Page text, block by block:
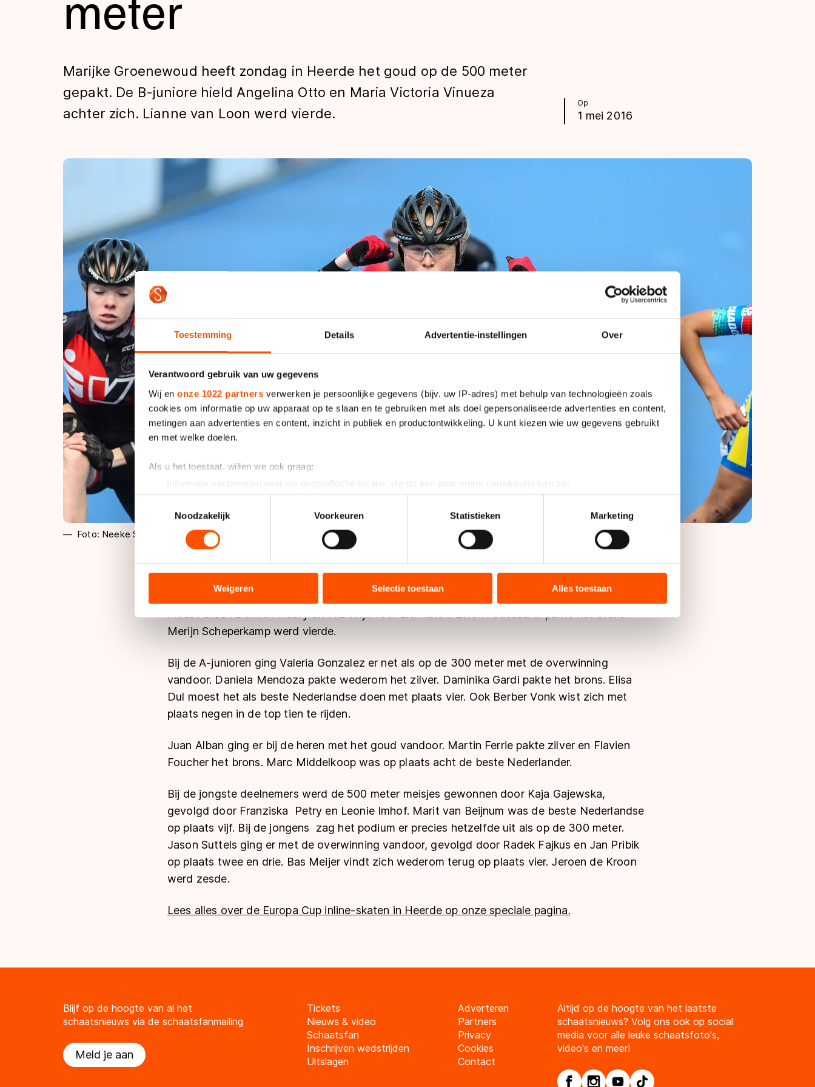
Toestemming Details Advertentie-instellingen Over
Verantwoord gebruik van uw gegevens
Wij en onze 1022 partners verwerken je persoonlijke gegevens (bijv. uw IP-adres) met behulp van technologieën zoals
cookies om informatie op uw apparaat op te slaan en te gebruiken met als doel gepersonaliseerde advertenties en content,
metingen aan advertenties en content, inzicht in publiek en productontwikkeling. U kunt kiezen wie uw gegevens gebruikt
en met welke doelen.
Als u het toestaat, willen we ook graag:
Informatie verzamelen over uw geografische locatie, die tot een paar meter nauwkeurig kan zijn
Uw apparaat identificeren door het actief te scannen op specifieke eigenschappen (fingerprinting)
Lees meer over hoe uw persoonlijke gegevens worden verwerkt en stel uw voorkeuren in het
detailgedeeltein. U kunt uw
toestemming op elk moment wijzigen of intrekken in de Cookieverklaring.
analyseren. We delen informatie over uw gebruik van onze site met onze partners voor social media, advertenties en
analyse. Zij kunnen deze combineren met andere gegevens die u aan hen heeft verstrekt of die zij hebben verzameld via
hun services. Sommige partners kunnen gegevens doorgeven aan landen buiten de EU, zoals de VS, waar mogelijk geen
adequaat beschermingsniveau geldt volgens de GDPR. Door op ‘Toestaan’ te klikken, stemt u in met deze overdracht.
Meer informatie vindt u in onscookiebeleid
Noodzakelijk
Voorkeuren Statistieken Marketing
Weigeren Selectie toestaan Alles toestaan
Tijden & historie
De weg op
Schaatsfans
Olympische Spelen
Op
1 mei 2016
Marijke Groenewoud heeft zondag in Heerde het goud op de 500 meter
gepakt. De B-juniore hield Angelina Otto en Maria Victoria Vinueza
achter zich. Lianne van Loon werd vierde.
Foto: Neeke Smit
Ook bij de heren was er Nederlands medaillesucces. Teun de Wit pakte daar het zilver en
moest alleen DamienNouryuit Frankrijk voor zich laten. Ewen Foussadier pakte het brons.
Merijn Scheperkamp werd vierde.
Bij de A-junioren ging Valeria Gonzalez er net als op de 300 meter met de overwinning
vandoor. Daniela Mendoza pakte wederom het zilver. Daminika Gardi pakte het brons. Elisa
Dul moest het als beste Nederlandse doen met plaats vier. Ook Berber Vonk wist zich met
plaats negen in de top tien te rijden.
Juan Alban ging er bij de heren met het goud vandoor. Martin Ferrie pakte zilver en Flavien
Foucher het brons. Marc Middelkoop was op plaats acht de beste Nederlander.
Bij de jongste deelnemers werd de 500 meter meisjes gewonnen door Kaja Gajewska,
gevolgd door Franziska Petry en Leonie Imhof. Marit van Beijnum was de beste Nederlandse
op plaats vijf. Bij de jongens zag het podium er precies hetzelfde uit als op de 300 meter.
Jason Suttels ging er met de overwinning vandoor, gevolgd door Radek Fajkus en Jan Pribik
op plaats twee en drie. Bas Meijer vindt zich wederom terug op plaats vier. Jeroen de Kroon
werd zesde.
Lees alles over de Europa Cup inline-skaten in Heerde op onze speciale pagina.
Blijf op de hoogte van al het
schaatsnieuws via de schaatsfanmailing
Meld je aan
Tickets
Nieuws & video
Schaatsfan
Inschrijven wedstrijden
Uitslagen
Adverteren
Partners
Privacy
Cookies
Contact
Altijd op de hoogte van het laatste
schaatsnieuws? Volg ons ook op social
media voor alle leuke schaatsfoto's,
video's en meer!